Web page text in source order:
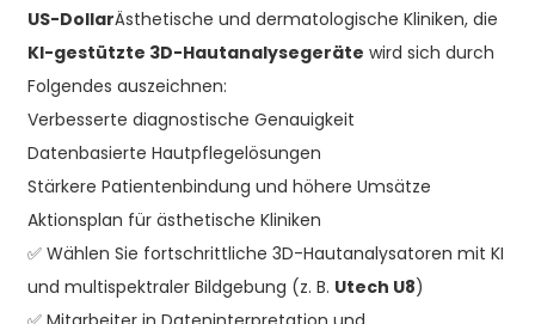
US-DollarÄsthetische und dermatologische Kliniken, die
KI-gestützte 3D-Hautanalysegeräte wird sich durch
Folgendes auszeichnen:
Verbesserte diagnostische Genauigkeit
Datenbasierte Hautpflegelösungen
Stärkere Patientenbindung und höhere Umsätze
Aktionsplan für ästhetische Kliniken
✅ Wählen Sie fortschrittliche 3D-Hautanalysatoren mit KI
und multispektraler Bildgebung (z. B. Utech U8)